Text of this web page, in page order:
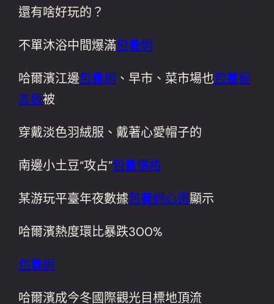
還有啥好玩的？
不單沐浴中間爆滿包養網
哈爾濱江邊包養網 、早市、菜市場也包養留
言板被
穿戴淡色羽絨服、戴著心愛帽子的
南邊小土豆“攻占”包養價格
某游玩平臺年夜數據包養網心得顯示
哈爾濱熱度環比暴跌300%
包養網
哈爾濱成今冬國際觀光目標地頂流